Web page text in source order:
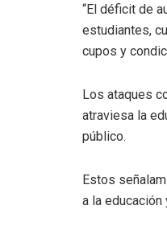
“El déficit de
estudiantes,
cupos y
Los ataques
atraviesa la
público.
Estos
a la